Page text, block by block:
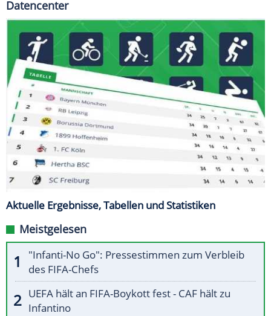
Datencenter
Aktuelle Ergebnisse, Tabellen und Statistiken
Meistgelesen
"Infanti-No Go": Pressestimmen zum Verbleib
des FIFA-Chefs
UEFA hält an FIFA-Boykott fest - CAF hält zu
Infantino